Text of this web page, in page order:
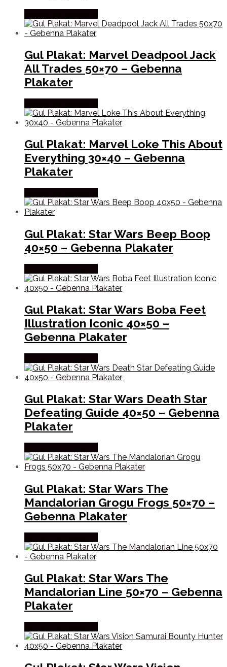
Gul Plakat: Marvel Deadpool Jack
All Trades 50×70 – Gebenna
Plakater
Gul Plakat: Marvel Loke This About
Everything 30×40 – Gebenna
Plakater
Gul Plakat: Star Wars Beep Boop
40×50 – Gebenna Plakater
Gul Plakat: Star Wars Boba Feet
Illustration Iconic 40×50 –
Gebenna Plakater
Gul Plakat: Star Wars Death Star
Defeating Guide 40×50 – Gebenna
Plakater
Gul Plakat: Star Wars The
Mandalorian Grogu Frogs 50×70 –
Gebenna Plakater
Gul Plakat: Star Wars The
Mandalorian Line 50×70 – Gebenna
Plakater